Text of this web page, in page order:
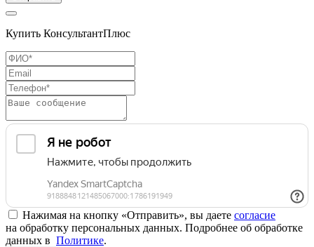
Купить КонсультантПлюс
Нажимая на кнопку «Отправить», вы даете согласие
на обработку персональных данных. Подробнее об обработке
данных в Политике.